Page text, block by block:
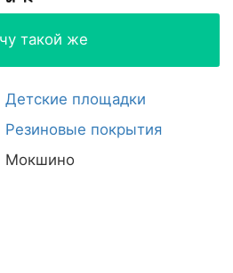
такой же
Детские площадки
Резиновые покрытия
Мокшино